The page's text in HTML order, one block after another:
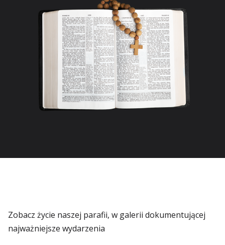
Zobacz życie naszej parafii, w galerii dokumentującej
najważniejsze wydarzenia